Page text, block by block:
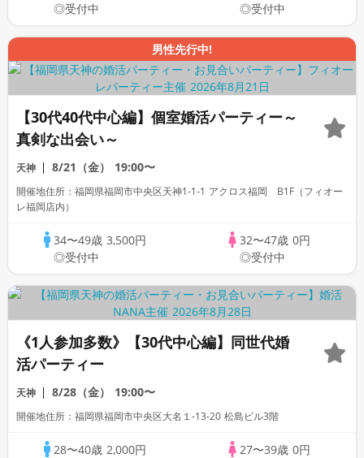
◎受付中
◎受付中
男性先行中!
【30代40代中心編】個室婚活パーティー～
真剣な出会い～
天神 8/21（金） 19:00〜
開催地住所：福岡県福岡市中央区天神1-1-1 アクロス福岡 B1F（フィオー
レ福岡店内）
34〜49歳 3,500円
◎受付中
32〜47歳 0円
◎受付中
《1人参加多数》【30代中心編】同世代婚
活パーティー
天神 8/28（金） 19:00〜
開催地住所：福岡県福岡市中央区大名１-13-20 松島ビル3階
28〜40歳 2,000円
27〜39歳 0円